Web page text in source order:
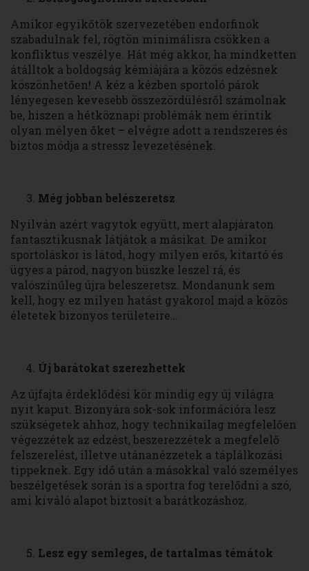
Amikor egyikőtök szervezetében endorfinok
szabadulnak fel, rögtön minimálisra csökken a
konfliktus veszélye. Hát még akkor, ha mindketten
átálltok a boldogság kémiájára a közös edzésnek
köszönhetően! A kéz a kézben sportoló párok
lényegesen kevesebb összezördülésről számolnak
be, hiszen a hétköznapi problémák nem érintik
olyan mélyen őket – elvégre adott a rendszeres és
biztos módja a stressz levezetésének.
Még jobban belészeretsz
Nyilván azért vagytok együtt, mert alapjáraton
fantasztikusnak látjátok a másikat. De amikor
sportoláskor is látod, hogy milyen erős, kitartó és
ügyes a párod, nagyon büszke leszel rá, és
valószínűleg újra beleszeretsz. Mondanunk sem
kell, hogy ez milyen hatást gyakorol majd a közös
életetek bizonyos területeire…
Új barátokat szerezhettek
Az újfajta érdeklődési kör mindig egy új világra
nyit kaput. Bizonyára sok-sok információra lesz
szükségetek ahhoz, hogy technikailag megfelelően
végezzétek az edzést, beszerezzétek a megfelelő
felszerelést, illetve utánanézzetek a táplálkozási
tippeknek. Egy idő után a másokkal való személyes
beszélgetések során is a sportra fog terelődni a szó,
ami kiváló alapot biztosít a barátkozáshoz.
Lesz egy semleges, de tartalmas témátok